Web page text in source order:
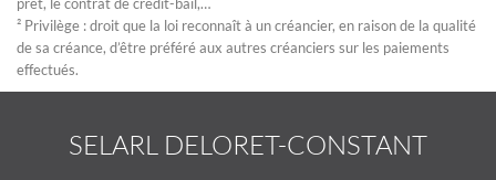
² Privilège : droit que la loi reconnaît à un créancier, en raison de la qualité
de sa créance, d’être préféré aux autres créanciers sur les paiements
effectués.
SELARL DELORET-CONSTANT